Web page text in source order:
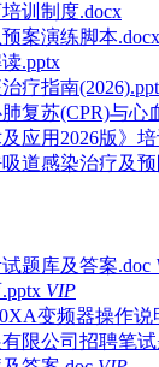
训制度.docx
案演练脚本.docx
.pptx
疗指南
复苏(CPR)与心
应用2026版》
道感染治疗及
题库及答案.doc
VIP
变频器操作说
限公司招聘笔试